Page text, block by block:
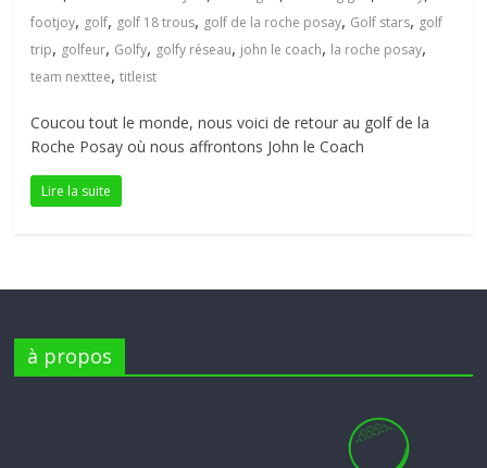
petite
balle
blanche
footjoy, golf, golf 18 trous, golf de la roche posay, Golf stars, golf
trip, golfeur, Golfy, golfy réseau, john le coach, la roche posay,
team nexttee,titleist
Coucou tout le monde, nous voici de retour au golf de la
Roche Posay où nous affrontons John le Coach
Lire la suite
à propos